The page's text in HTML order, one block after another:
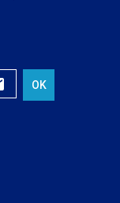
OK